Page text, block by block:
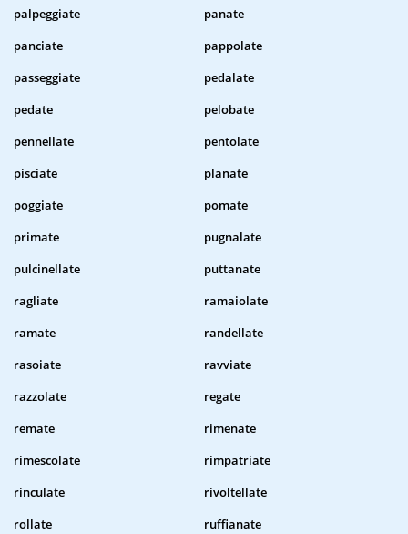
palpeggiate
panate
panciate
pappolate
passeggiate
pedalate
pedate
pelobate
pennellate
pentolate
pisciate
planate
poggiate
pomate
primate
pugnalate
pulcinellate
puttanate
ragliate
ramaiolate
ramate
randellate
rasoiate
ravviate
razzolate
regate
remate
rimenate
rimescolate
rimpatriate
rinculate
rivoltellate
rollate
ruffianate